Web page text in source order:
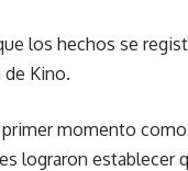
los hechos se
de Kino.
momento como
lograron establecer